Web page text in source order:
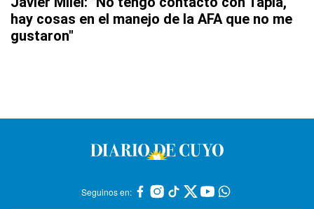
hay cosas en el manejo de la AFA que no me
gustaron"
Seguinos en: